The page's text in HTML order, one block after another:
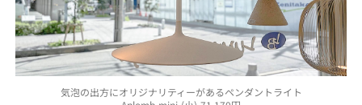
気泡の出方にオリジナリティーがあるペンダントライト